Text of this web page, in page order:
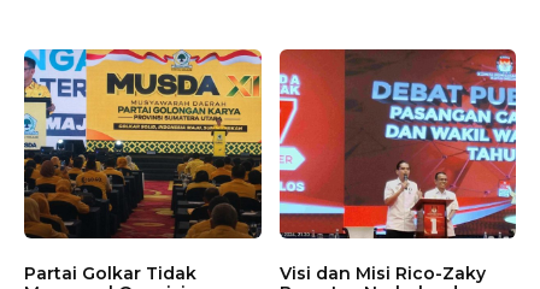
Partai Golkar Tidak
Visi dan Misi Rico-Zaky